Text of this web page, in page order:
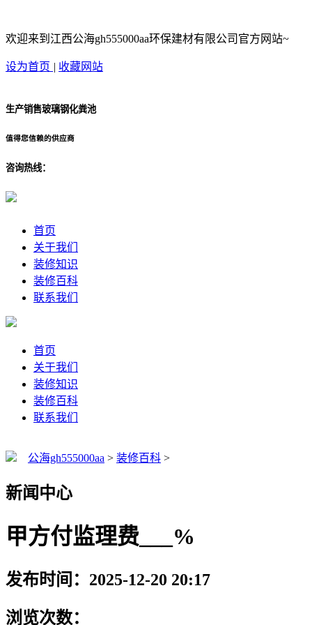
欢迎来到江西公海gh555000aa环保建材有限公司官方网站~
设为首页 | 收藏网站
生产销售玻璃钢化粪池
值得您信赖的供应商
咨询热线：
首页
关于我们
装修知识
装修百科
联系我们
首页
关于我们
装修知识
装修百科
联系我们
公海gh555000aa > 装修百科 >
新闻中心
甲方付监理费___%
发布时间：2025-12-20 20:17
浏览次数：